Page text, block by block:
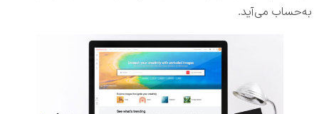
به‌حساب می‌آید.